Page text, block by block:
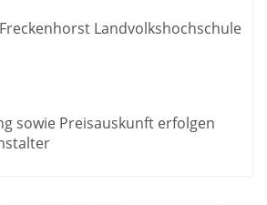
Landvolkshochschule
sowie Preisauskunft erfolgen